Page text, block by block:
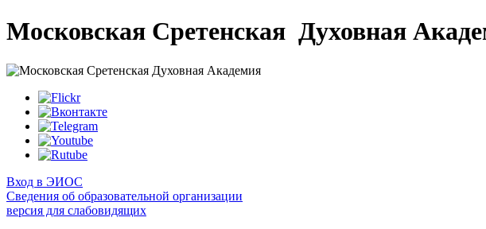
Московская Сретенская Духовная
Вход в ЭИОС
Сведения об образовательной организации
версия для слабовидящих